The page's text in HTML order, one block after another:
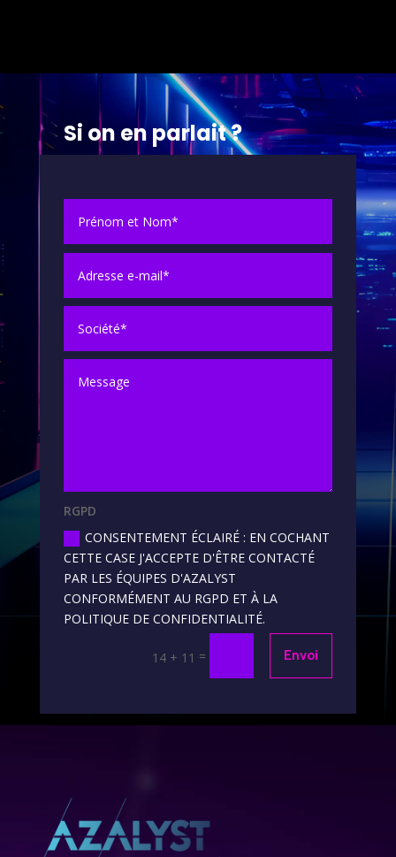
Si on en parlait ?
RGPD
CONSENTEMENT ÉCLAIRÉ : EN COCHANT
CETTE CASE J'ACCEPTE D'ÊTRE CONTACTÉ
PAR LES ÉQUIPES D'AZALYST
CONFORMÉMENT AU RGPD ET À LA
POLITIQUE DE CONFIDENTIALITÉ.
14 + 11 = Envoi